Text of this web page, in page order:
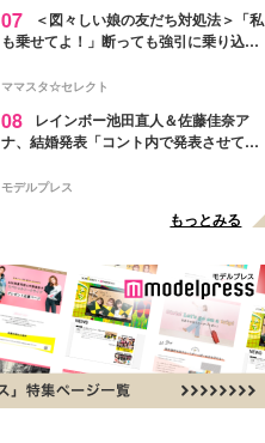
07
＜図々しい娘の友だち対処法＞「私
も乗せてよ！」断っても強引に乗り込ん
ママスタ☆セレクト
08
レインボー池田直人＆佐藤佳奈ア
ナ、結婚発表「コント内で発表させてい
点変更のため
モデルプレス
もっとみる